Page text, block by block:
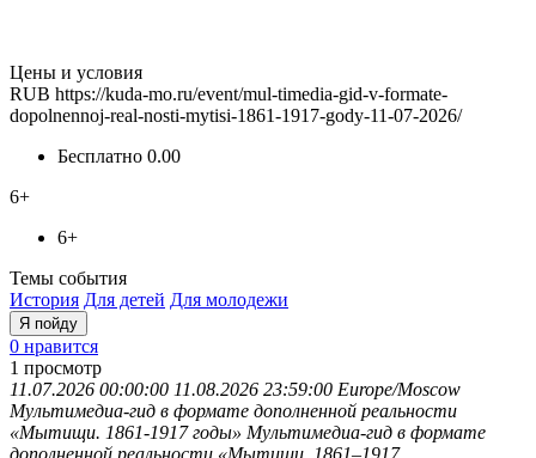
Цены и условия
RUB https://kuda-mo.ru/event/mul-timedia-gid-v-formate-
dopolnennoj-real-nosti-mytisi-1861-1917-gody-11-07-2026/
Бесплатно 0.00
6+
6+
Темы события
История Для детей Для молодежи
Я пойду
0 нравится
1 просмотр
11.07.2026 00:00:00 11.08.2026 23:59:00 Europe/Moscow
Мультимедиа-гид в формате дополненной реальности
«Мытищи. 1861-1917 годы» Мультимедиа-гид в формате
дополненной реальности «Мытищи. 1861–1917